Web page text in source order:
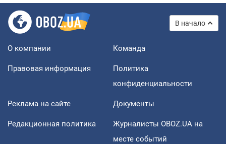
В начало
О компании Команда
Правовая информация
Политика
конфиденциальности
Реклама на сайте Документы
Редакционная политика
Журналисты OBOZ.UA на
месте событий